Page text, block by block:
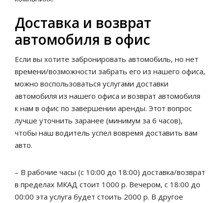
Доставка и возврат
автомобиля в офис
Если вы хотите забронировать автомобиль, но нет
времени/возможности забрать его из нашего офиса,
можно воспользоваться услугами доставки
автомобиля из нашего офиса и возврат автомобиля
к нам в офис по завершении аренды. Этот вопрос
лучше уточнить заранее (минимум за 6 часов),
чтобы наш водитель успел вовремя доставить вам
авто.
– В рабочие часы (с 10:00 до 18:00) доставка/возврат
в пределах МКАД стоит 1000 р. Вечером, с 18:00 до
00:00 эта услуга будет стоить 2000 р. В другое